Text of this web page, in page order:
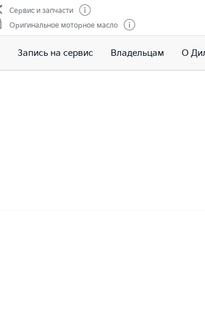
Сервис и запчасти
Оригинальное моторное масло
Запись на сервис Владельцам О